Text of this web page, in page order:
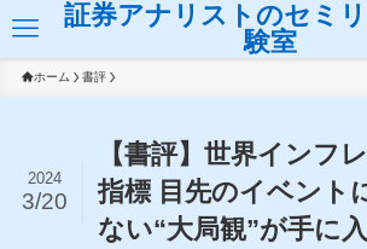
証券アナリストのセミ
験室
ホーム 書評
【書評】世界インフ
指標 目先のイベント
ない“大局観”が手に
2024
3/20